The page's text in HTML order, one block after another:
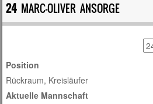
24 MARC-OLIVER ANSORGE
Position
Rückraum, Kreisläufer
Aktuelle Mannschaft